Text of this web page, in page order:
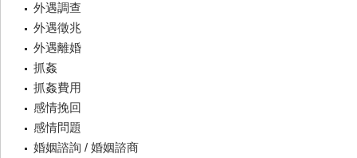
外遇調查
外遇徵兆
外遇離婚
抓姦
抓姦費用
感情挽回
感情問題
婚姻諮詢 / 婚姻諮商